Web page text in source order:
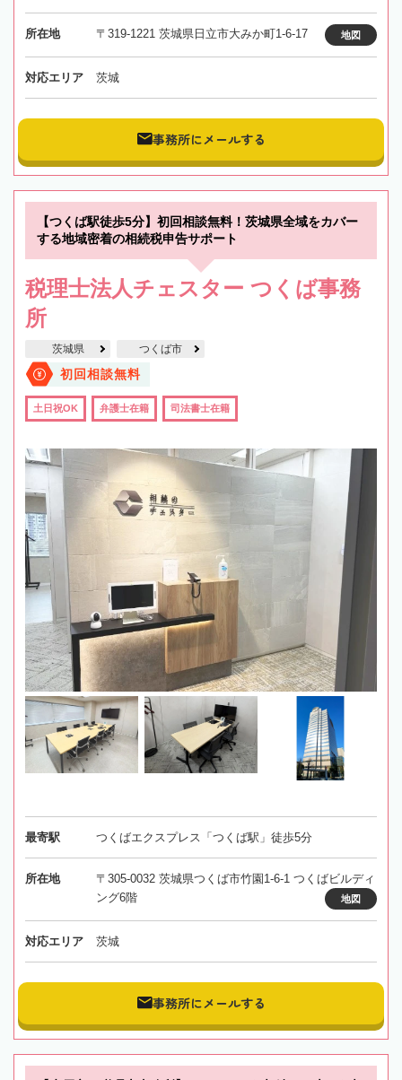
所在地 〒319-1221 茨城県日立市大みか町1-6-17 地図
対応エリア 茨城
事務所にメールする
【つくば駅徒歩5分】初回相談無料！茨城県全域をカバー
する地域密着の相続税申告サポート
税理士法人チェスター つくば事務
所
茨城県 つくば市
初回相談無料
土日祝OK 弁護士在籍 司法書士在籍
最寄駅 つくばエクスプレス「つくば駅」徒歩5分
所在地
〒305-0032 茨城県つくば市竹園1-6-1 つくばビルディ
ング6階
地図
対応エリア 茨城
事務所にメールする